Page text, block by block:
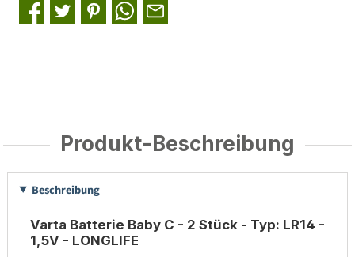
Produkt-Beschreibung
Beschreibung
Varta Batterie Baby C - 2 Stück - Typ: LR14 -
1,5V - LONGLIFE